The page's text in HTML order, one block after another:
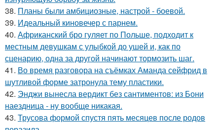
38. Планы были амбициозные, настрой - боевой.
39. Идеальный киновечер с парнем.
40. Африканский бро гуляет по Польше, подходит к
местным девушкам с улыбкой до ушей и, как по
сценарию, одна за другой начинают тормозить шаг.
41. Во время разговора на съёмках Аманда сейфрид в
шутливой форме затронула тему пластики.
42. Энджи вынесла вердикт без сантиментов: из Бони
наездница - ну вообще никакая.
43. Трусова формой спустя пять месяцев после родов